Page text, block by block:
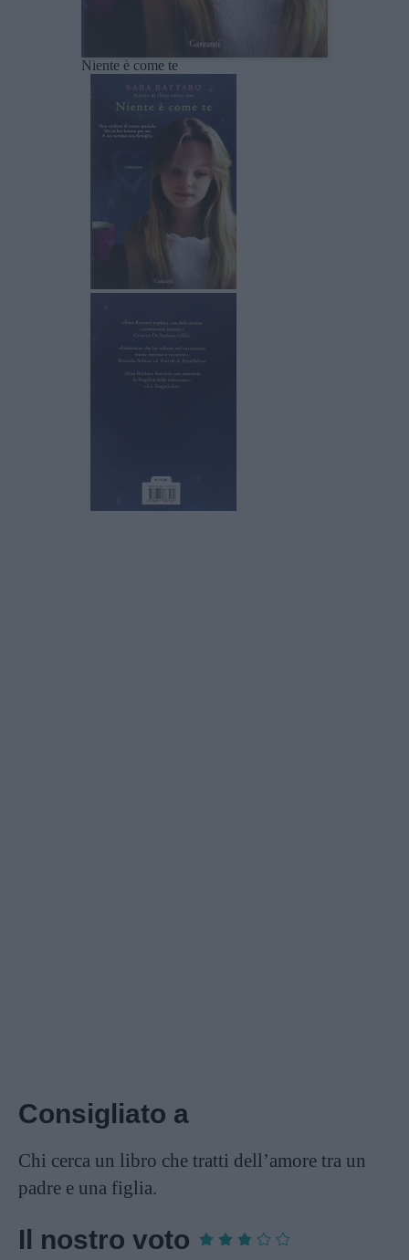
Niente è come te
Consigliato a
Chi cerca un libro che tratti dell’amore tra un
padre e una figlia.
Il nostro voto